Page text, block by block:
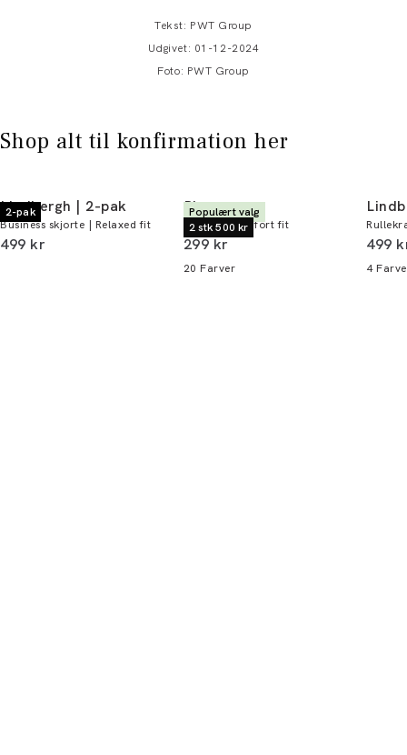
Tekst: PWT Group
Udgivet: 01-12-2024
Foto: PWT Group
Shop alt til konfirmation her
2-pak
Lindbergh | 2-pak
Business skjorte | Relaxed fit
I alt (inkl. rabat)
499 kr
Populært valg
2 stk 500 kr
Bison
T-shirt | Comfort fit
I alt (inkl. rabat)
299 kr
20 Farver
I alt
499
4